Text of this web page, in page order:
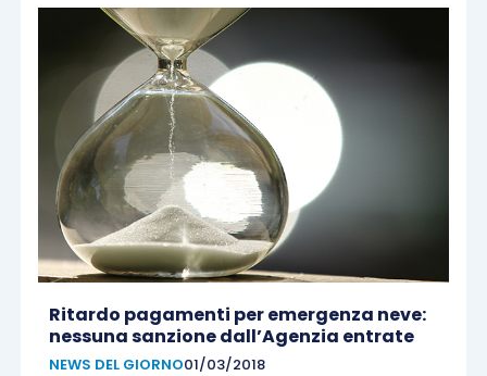
Ritardo pagamenti per emergenza neve:
nessuna sanzione dall’Agenzia entrate
NEWS DEL GIORNO01/03/2018